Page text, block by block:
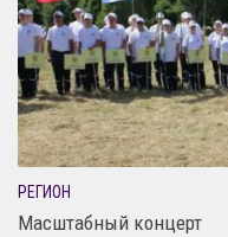
РЕГИОН
Масштабный концерт